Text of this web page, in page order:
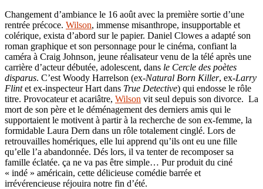
Changement d’ambiance le 16 août avec la première sortie d’une
rentrée précoce. Wilson, immense misanthrope, insupportable et
colérique, exista d’abord sur le papier. Daniel Clowes a adapté son
roman graphique et son personnage pour le cinéma, confiant la
caméra à Craig Johnson, jeune réalisateur venu de la télé après une
carrière d’acteur débutée, adolescent, dans le Cercle des poètes
disparus. C’est Woody Harrelson (ex-Natural Born Killer, ex-Larry
Flintet ex-inspecteur Hart dans True Detective) qui endosse le rôle
titre. Provocateur et acariâtre, Wilson vit seul depuis son divorce. La
mort de son père et le déménagement des derniers amis qui le
supportaient le motivent à partir à la recherche de son ex-femme, la
formidable Laura Dern dans un rôle totalement cinglé. Lors de
retrouvailles homériques, elle lui apprend qu’ils ont eu une fille
qu’elle l’a abandonnée. Dés lors, il va tenter de recomposer sa
famille éclatée. ça ne va pas être simple… Pur produit du ciné
« indé » américain, cette délicieuse comédie barrée et
irrévérencieuse réjouira notre fin d’été.